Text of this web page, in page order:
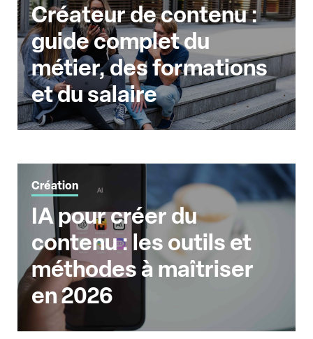
Créateur de contenu :
guide complet du
métier, des formations
et du salaire
Création
IA pour créer du
contenu : les outils et
méthodes à maîtriser
en 2026